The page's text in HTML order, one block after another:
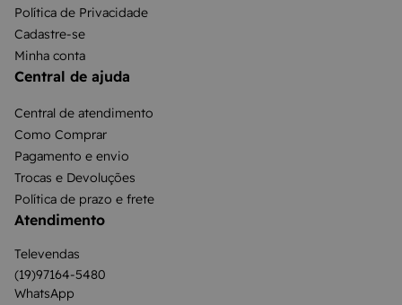
Política de Privacidade
Cadastre-se
Minha conta
Central de ajuda
Central de atendimento
Como Comprar
Pagamento e envio
Trocas e Devoluções
Política de prazo e frete
Atendimento
Televendas
(19)97164-5480
WhatsApp